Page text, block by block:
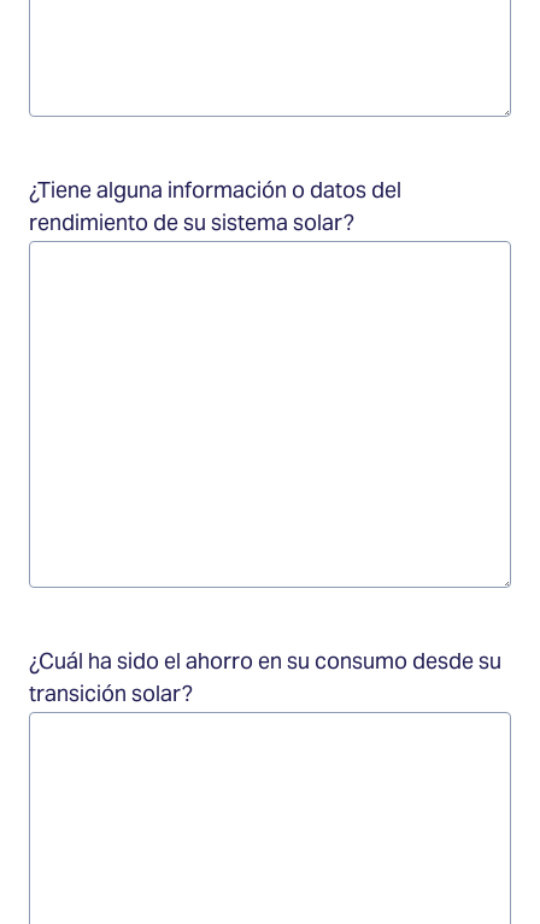
¿Tiene alguna información o datos del
rendimiento de su sistema solar?
¿Cuál ha sido el ahorro en su consumo desde su
transición solar?